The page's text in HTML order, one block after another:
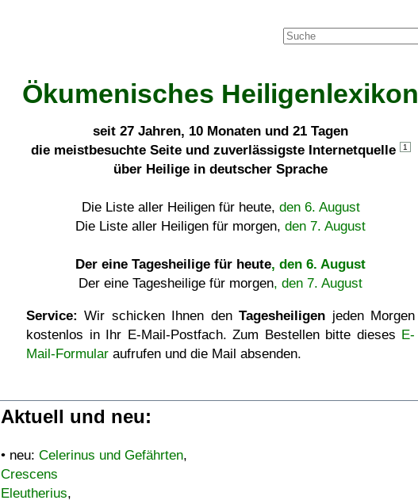
Ökumenisches Heiligenlexikon
seit 27 Jahren, 10 Monaten und 21 Tagen
die meistbesuchte Seite und zuverlässigste Internetquelle
1
über Heilige in deutscher Sprache
Die Liste aller Heiligen für heute, den 6. August
Die Liste aller Heiligen für morgen, den 7. August
Der eine Tagesheilige für heute, den 6. August
Der eine Tagesheilige für morgen, den 7. August
Service: Wir schicken Ihnen denTagesheiligen jeden Morgen
kostenlos in Ihr E-Mail-Postfach. Zum Bestellen bitte dieses E-
Mail-Formular aufrufen und die Mail absenden.
Aktuell und neu:
• neu: Celerinus und Gefährten,
Crescens
Eleutherius,